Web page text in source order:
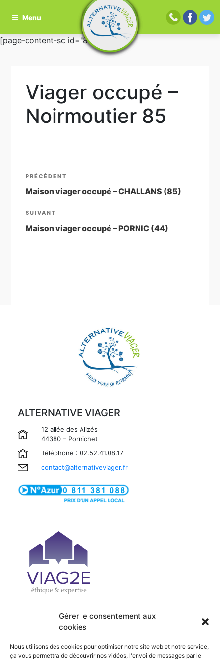
Gérer le consentement aux
cookies
Nous utilisons des cookies pour optimiser notre site web et notre service,
ça vous permettra de découvrir nos vidéos, l'envoi de messages par le
Aller
Menu
[page-content-sc id="81"]
Viager occupé –
Noirmoutier 85
Navigation
de
l’article
Article
précédent
PRÉCÉDENT
Maison viager occupé – CHALLANS (85)
Article
suivant
SUIVANT
Maison viager occupé – PORNIC (44)
ALTERNATIVE VIAGER
12 allée des Alizés
44380 – Pornichet
Téléphone : 02.52.41.08.17
contact@alternativeviager.fr
| ACTUALITÉS
| RECRUTEMENT